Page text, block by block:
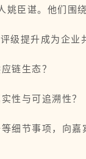
臣谌。他们围绕
级提升成为企业
链生态？
性与可追溯性？
细节事项，向嘉